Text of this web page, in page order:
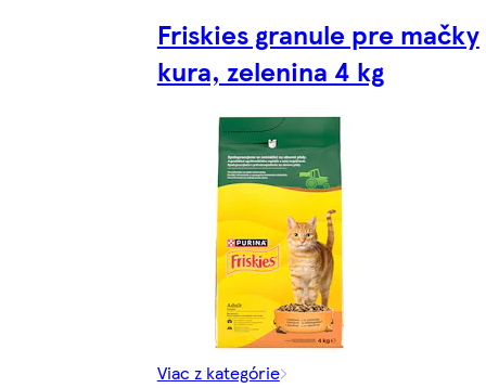
Friskies granule pre mačky
kura, zelenina 4 kg
Viac z kategórie